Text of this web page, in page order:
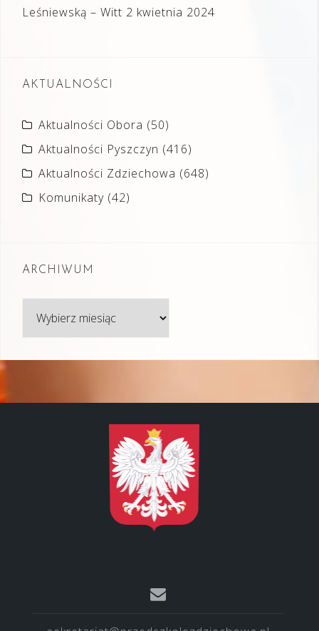
Leśniewską – Witt 2 kwietnia 2024
AKTUALNOŚCI
Aktualności Obora (50)
Aktualności Pyszczyn (416)
Aktualności Zdziechowa (648)
Komunikaty (42)
ARCHIWUM